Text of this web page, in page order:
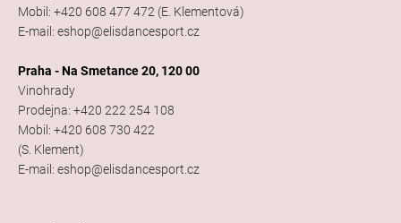
Mobil: +420 608 477 472 (E. Klementová)
E-mail: eshop@elisdancesport.cz
Praha - Na Smetance 20, 120 00
Vinohrady
Prodejna: +420 222 254 108
Mobil: +420 608 730 422
(S. Klement)
E-mail: eshop@elisdancesport.cz